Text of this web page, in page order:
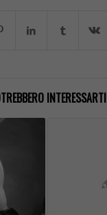
INTERESSARTI